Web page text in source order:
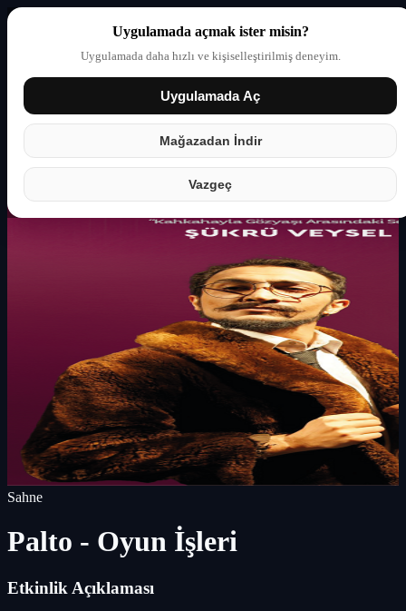
Uygulamada açmak ister misin?
Uygulamada daha hızlı ve kişiselleştirilmiş deneyim.
Uygulamada Aç
Mağazadan İndir
Vazgeç
Giriş yap Partner
Sahne
Palto - Oyun İşleri
Etkinlik Açıklaması